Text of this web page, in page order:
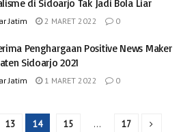
di Sidoarjo Tak Jadi Bola Liar
Jatim 2 MARET 2022 0
Penghargaan Positive News Maker
Sidoarjo 2021
Jatim 1 MARET 2022 0
13 14 15 … 17